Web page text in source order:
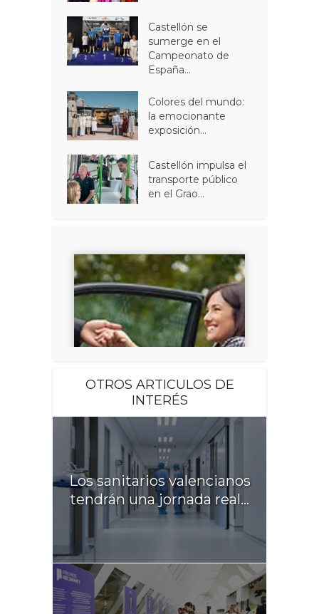
Castellón se
sumerge en el
Campeonato de
España...
Colores del mundo:
la emocionante
exposición...
Castellón impulsa el
transporte público
en el Grao...
OTROS ARTICULOS DE
INTERÉS
Los sanitarios valencianos
tendrán una jornada real...